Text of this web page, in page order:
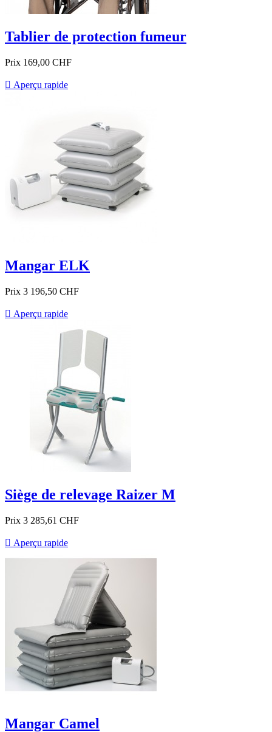
Tablier de protection fumeur
Prix 169,00 CHF
 Aperçu rapide
Mangar ELK
Prix 3 196,50 CHF
 Aperçu rapide
Siège de relevage Raizer M
Prix 3 285,61 CHF
 Aperçu rapide
Mangar Camel